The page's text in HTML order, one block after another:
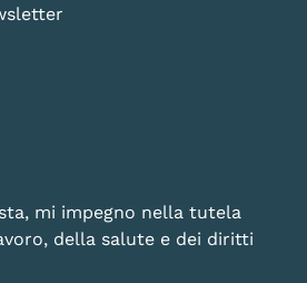
mi impegno nella tutela
della salute e dei diritti